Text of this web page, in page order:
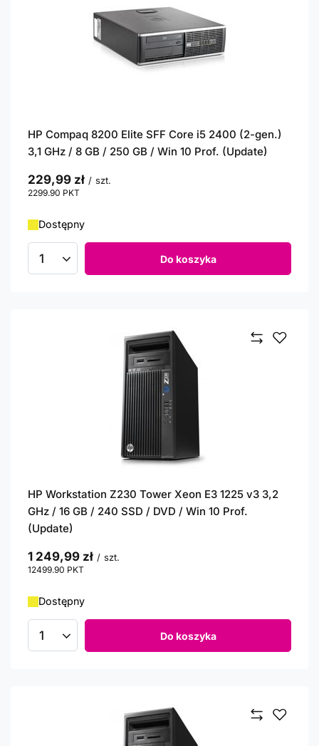
HP Compaq 8200 Elite SFF Core i5 2400 (2-gen.)
3,1 GHz / 8 GB / 250 GB / Win 10 Prof. (Update)
229,99 zł / szt.
2299.90 PKT
Dostępny
Ilość produktów Do koszyka
HP Workstation Z230 Tower Xeon E3 1225 v3 3,2
GHz / 16 GB / 240 SSD / DVD / Win 10 Prof.
(Update)
1 249,99 zł / szt.
12499.90 PKT
Dostępny
Ilość produktów Do koszyka